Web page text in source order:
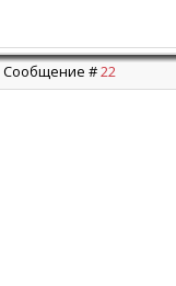
Сообщение #22